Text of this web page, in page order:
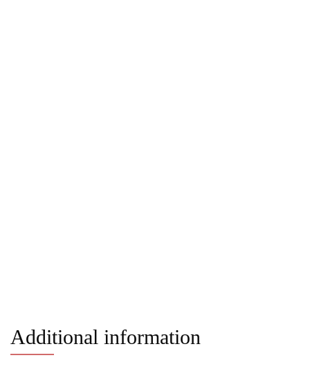
Additional information